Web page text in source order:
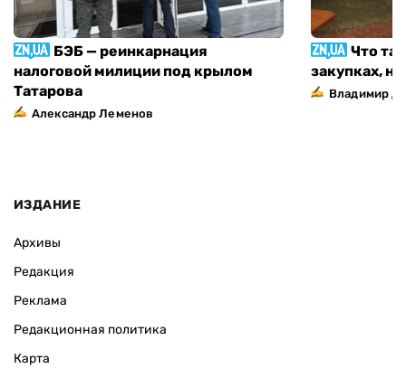
БЭБ — реинкарнация
налоговой милиции под крылом
Татарова
Александр Леменов
Что
закупках,
Владимир
ИЗДАНИЕ
Архивы
Редакция
Реклама
Редакционная политика
Карта